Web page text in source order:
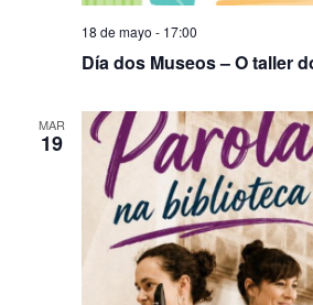
Día dos Museos – O taller
18 de mayo - 17:00
MAR
19